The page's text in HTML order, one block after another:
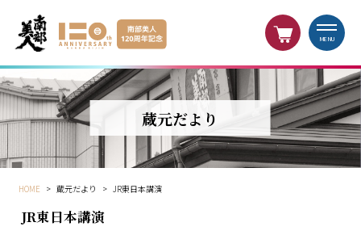
MENU
蔵元だより
HOME > 蔵元だより > JR東日本講演
JR東日本講演